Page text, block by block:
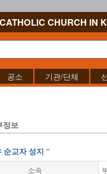
CHURCH IN
공소 기관/단체
정보
순교자 성지 "
소속